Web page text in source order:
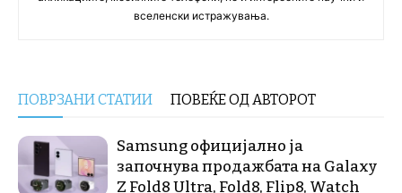
вселенски истражувања.
ПОВРЗАНИ СТАТИИ ПОВЕЌЕ ОД АВТОРОТ
Samsung официјално ја
започнува продажбата на Galaxy
Z Fold8 Ultra, Fold8, Flip8, Watch